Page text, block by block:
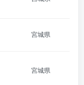
宮城県
宮城県